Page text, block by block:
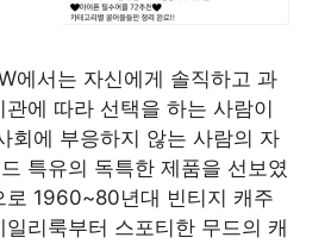
에서는 자신에게 솔직하고 과
에 따라 선택을 하는 사람이
회에 부응하지 않는 사람의 자
특유의 독특한 제품을 선보였
로 1960~80년대 빈티지 캐주
리룩부터 스포티한 무드의 캐